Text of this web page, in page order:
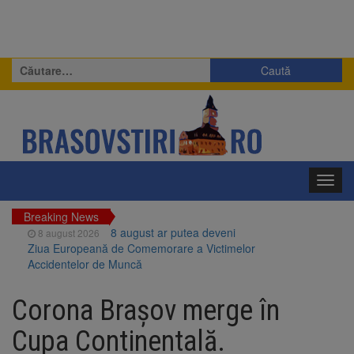
Caută
după:
Breaking News
8 august 2026
8 august ar putea deveni
Ziua Europeană de Comemorare a Victimelor
Accidentelor de Muncă
fostului complex Duplex 91, de lângă Piața
Star
8 august 2026
Ungaria renunță la apelul
pentru reducerea consumului de energie.
Corona Brașov merge în
Cupa Continentală.